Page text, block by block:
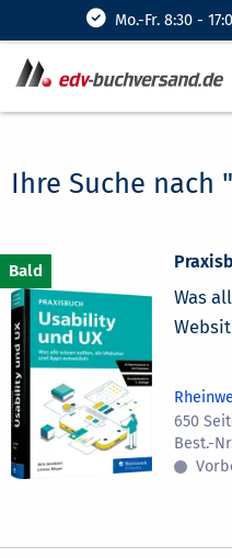
Mo.-Fr. 8:30 -
Ihre Suche nach "
Was
650